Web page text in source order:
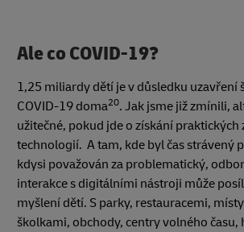
Ale co COVID-19?
1,25 miliardy dětí je v důsledku uzavření
COVID-19 doma20. Jak jsme již zmínili,
užitečné, pokud jde o získání praktických
technologií. A tam, kde byl čas strávený
kdysi považován za problematický,
interakce s digitálními nástroji může
myšlení dětí. S parky, restauracemi,
školkami, obchody, centry volného času,